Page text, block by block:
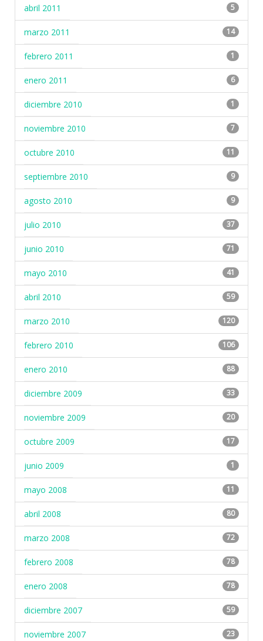
abril 2011 5
marzo 2011 14
febrero 2011 1
enero 2011 6
diciembre 2010 1
noviembre 2010 7
octubre 2010 11
septiembre 2010 9
agosto 2010 9
julio 2010 37
junio 2010 71
mayo 2010 41
abril 2010 59
marzo 2010 120
febrero 2010 106
enero 2010 88
diciembre 2009 33
noviembre 2009 20
octubre 2009 17
junio 2009 1
mayo 2008 11
abril 2008 80
marzo 2008 72
febrero 2008 78
enero 2008 78
diciembre 2007 59
noviembre 2007 23